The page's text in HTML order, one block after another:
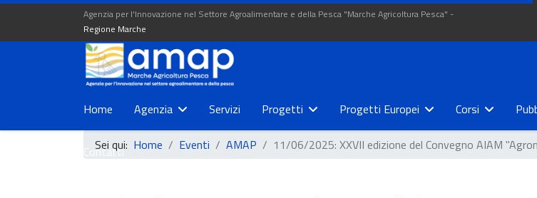
Agenzia per l'Innovazione nel Settore Agroalimentare e della Pesca "Marche Agricoltura Pesca" -
Regione Marche
Home Agenzia Servizi Progetti Progetti Europei Corsi
Contatti
Sei qui: Home Eventi AMAP 11/06/2025: XXVII edizione del Convegno AIAM